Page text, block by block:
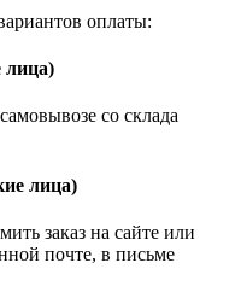
оплаты:
лица)
со склада
лица)
заказ на сайте или
почте, в письме